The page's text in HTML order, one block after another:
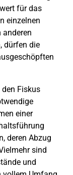
für das
einzelnen
anderen
dürfen die
Fiskus
einer
deren Abzug
sind
und